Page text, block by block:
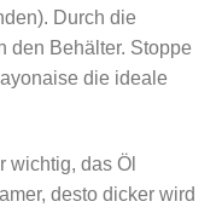
Durch die
den Behälter. Stoppe
die ideale
wichtig, das Öl
desto dicker wird